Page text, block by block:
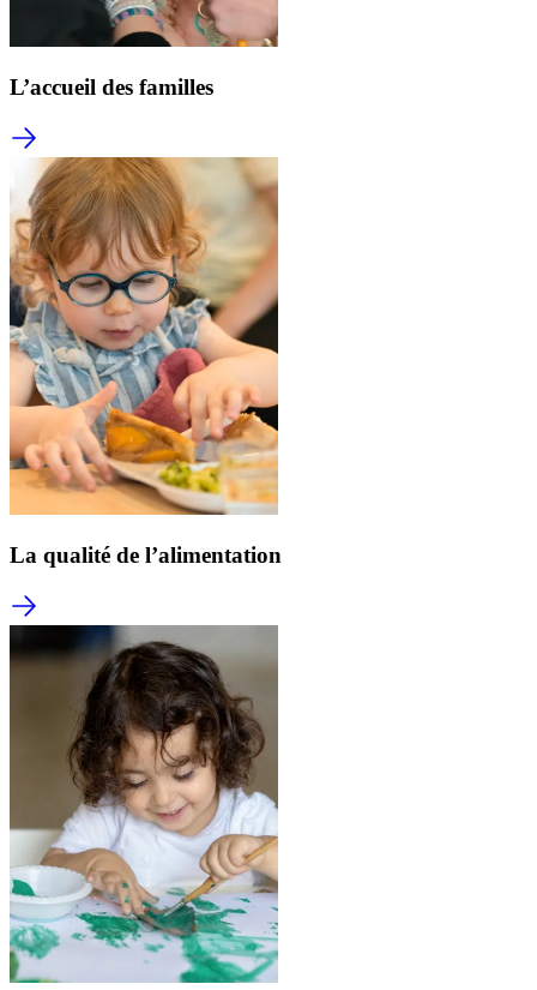
L’accueil des familles
La qualité de l’alimentation